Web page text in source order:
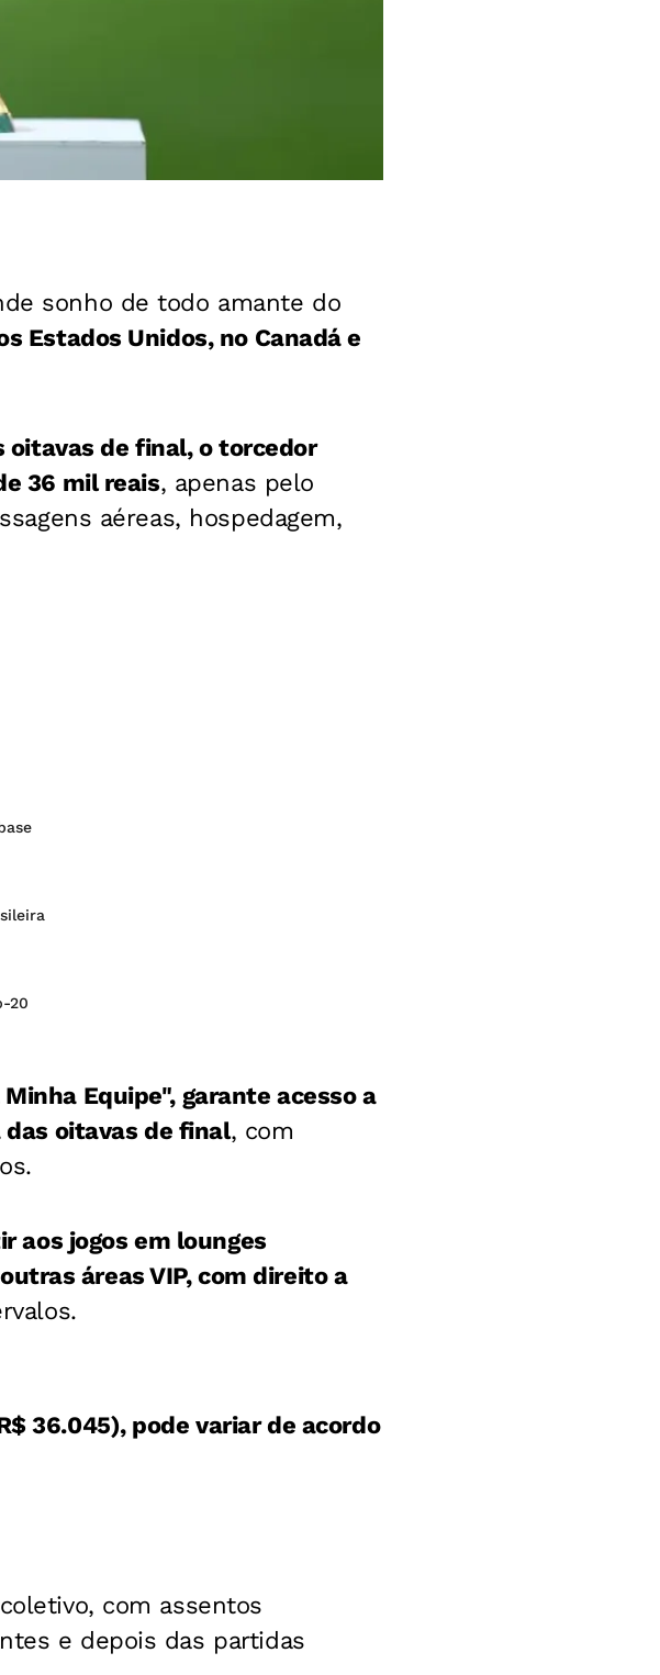
sonho de todo amante do
Estados Unidos, no Canadá e
de final, o torcedor
36 mil reais, apenas pelo
aéreas, hospedagem,
20
Equipe", garante acesso a
oitavas de final, com
aos jogos em lounges
áreas VIP, com direito a
36.045), pode variar de acordo
com assentos
e depois das partidas